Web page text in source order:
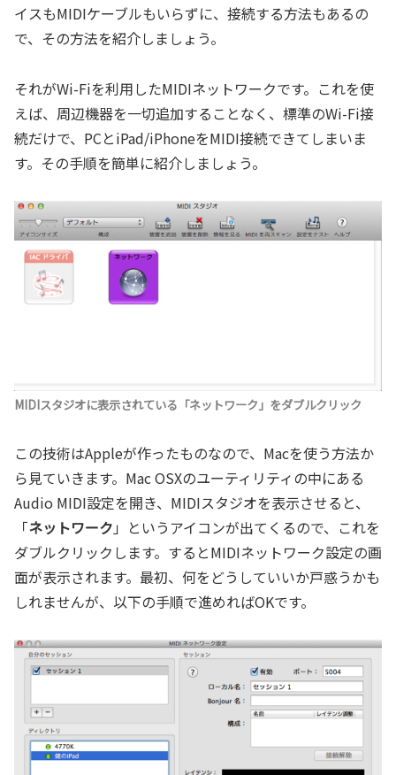
イスもMIDIケーブルもいらずに、接続する方法もあるの
で、その方法を紹介しましょう。
それがWi-Fiを利用したMIDIネットワークです。これを使
えば、周辺機器を一切追加することなく、標準のWi-Fi接
続だけで、PCとiPad/iPhoneをMIDI接続できてしまいま
す。その手順を簡単に紹介しましょう。
MIDIスタジオに表示されている「ネットワーク」をダブルクリック
この技術はAppleが作ったものなので、Macを使う方法か
ら見ていきます。Mac OSXのユーティリティの中にある
Audio MIDI設定を開き、MIDIスタジオを表示させると、
「ネットワーク 」というアイコンが出てくるので、これを
ダブルクリックします。するとMIDIネットワーク設定の画
面が表示されます。最初、何をどうしていいか戸惑うかも
しれませんが、以下の手順で進めればOKです。